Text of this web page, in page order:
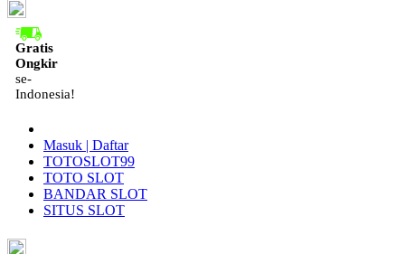
Gratis
Ongkir
se-
Indonesia!
Masuk | Daftar
TOTOSLOT99
TOTO SLOT
BANDAR SLOT
SITUS SLOT